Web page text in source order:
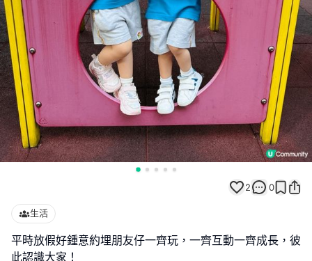
2 0
生活
平時放假好鍾意約埋朋友仔一齊玩，一齊互動一齊成長，彼